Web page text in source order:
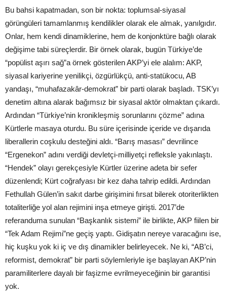
Bu bahsi kapatmadan, son bir nokta: toplumsal-siyasal
görüngüleri tamamlanmış kendilikler olarak ele almak, yanılgıdır.
Onlar, hem kendi dinamiklerine, hem de konjonktüre bağlı olarak
değişime tabi süreçlerdir. Bir örnek olarak, bugün Türkiye’de
“popülist aşırı sağ”a örnek gösterilen AKP’yi ele alalım: AKP,
siyasal kariyerine yenilikçi, özgürlükçü, anti-statükocu, AB
yandaşı, “muhafazakâr-demokrat” bir parti olarak başladı. TSK’yı
denetim altına alarak bağımsız bir siyasal aktör olmaktan çıkardı.
Ardından “Türkiye’nin kronikleşmiş sorunlarını çözme” adına
Kürtlerle masaya oturdu. Bu süre içerisinde içeride ve dışarıda
liberallerin coşkulu desteğini aldı. “Barış masası” devrilince
“Ergenekon” adını verdiği devletçi-milliyetçi refleksle yakınlaştı.
“Hendek” olayı gerekçesiyle Kürtler üzerine adeta bir sefer
düzenlendi; Kürt coğrafyası bir kez daha tahrip edildi. Ardından
Fethullah Gülen’in sakıt darbe girişimini fırsat bilerek otoriterlikten
totaliterliğe yol alan rejimini inşa etmeye girişti. 2017’de
referanduma sunulan “Başkanlık sistemi” ile birlikte, AKP fiilen bir
“Tek Adam Rejimi”ne geçiş yaptı. Gidişatın nereye varacağını ise,
hiç kuşku yok ki iç ve dış dinamikler belirleyecek. Ne ki, “AB’ci,
reformist, demokrat” bir parti söylemleriyle işe başlayan AKP’nin
paramiliterlere dayalı bir faşizme evrilmeyeceğinin bir garantisi
yok.